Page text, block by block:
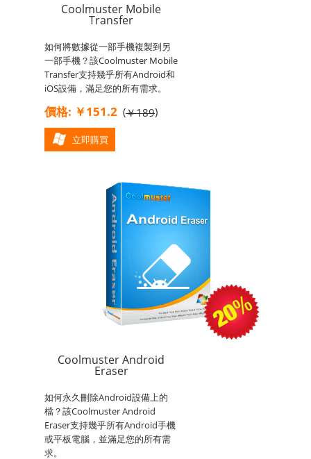
Coolmuster Mobile
Transfer
如何將數據從一部手機複製到另
一部手機？該Coolmuster Mobile
Transfer支持幾乎所有Android和
iOS設備，滿足您的所有需求。
價格: ￥151.2 (￥189)
立即購買
Coolmuster Android
Eraser
如何永久刪除Android設備上的
檔？該Coolmuster Android
Eraser支持幾乎所有Android手機
或平板電腦，並滿足您的所有需
求。